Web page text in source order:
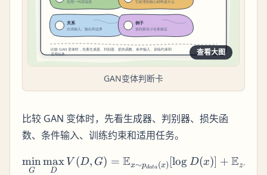
查看大图
GAN变体判断卡
比较 GAN 变体时，先看生成器、判别器、损失函
数、条件输入、训练约束和适用任务。
\min_G
G
min
D
max V (D, G) = Ex∼pdata (x) [log D(x)] + Ez∼